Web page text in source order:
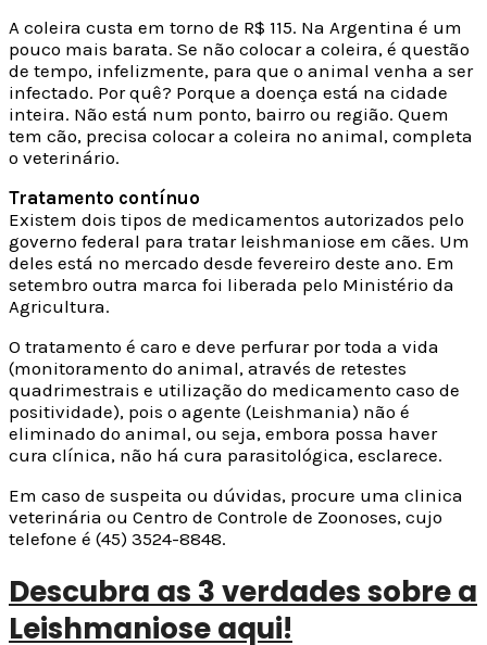
A coleira custa em torno de R$ 115. Na Argentina é um
pouco mais barata. Se não colocar a coleira, é questão
de tempo, infelizmente, para que o animal venha a ser
infectado. Por quê? Porque a doença está na cidade
inteira. Não está num ponto, bairro ou região. Quem
tem cão, precisa colocar a coleira no animal, completa
o veterinário.
Tratamento contínuo
Existem dois tipos de medicamentos autorizados pelo
governo federal para tratar leishmaniose em cães. Um
deles está no mercado desde fevereiro deste ano. Em
setembro outra marca foi liberada pelo Ministério da
Agricultura.
O tratamento é caro e deve perfurar por toda a vida
(monitoramento do animal, através de retestes
quadrimestrais e utilização do medicamento caso de
positividade), pois o agente (Leishmania) não é
eliminado do animal, ou seja, embora possa haver
cura clínica, não há cura parasitológica, esclarece.
Em caso de suspeita ou dúvidas, procure uma clinica
veterinária ou Centro de Controle de Zoonoses, cujo
telefone é (45) 3524-8848.
Descubra as 3 verdades sobre a
Leishmaniose aqui!